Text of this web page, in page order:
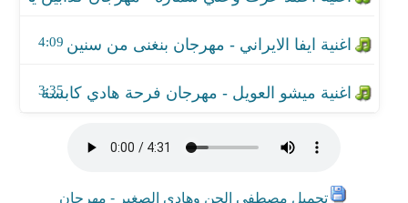
4:09
3:35
تحميل مصطفى الجن وهادى الصغير - مهرجان